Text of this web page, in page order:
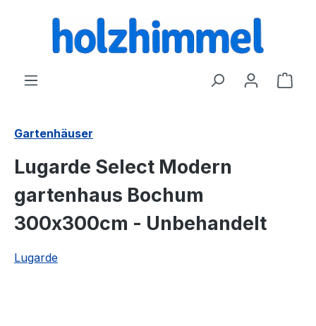
springen
Gartenhäuser
Lugarde Select Modern
gartenhaus Bochum
300x300cm - Unbehandelt
Lugarde